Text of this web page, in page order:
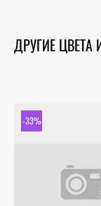
ДРУГИЕ
-33%